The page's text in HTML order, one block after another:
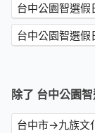
台中公園智選
台中公園智選
除了 台中公園
台中市→九族文